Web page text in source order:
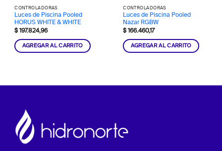
CONTROLADORAS
Luces de Piscina Pooled
HORUS WHITE & WHITE
$ 197.824,96
AGREGAR AL CARRITO
CONTROLADORAS
Luces de Piscina Pooled
Nazar RGBW
$ 166.460,17
AGREGAR AL CARRITO